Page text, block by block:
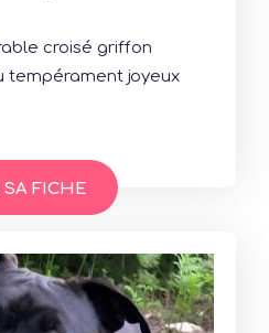
croisé griffon
tempérament joyeux
SA FICHE